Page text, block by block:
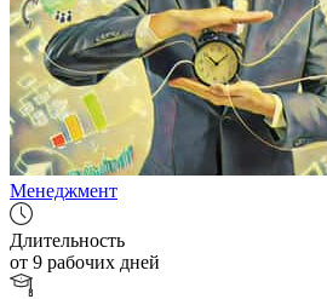
Менеджмент
Длительность
от 9 рабочих дней